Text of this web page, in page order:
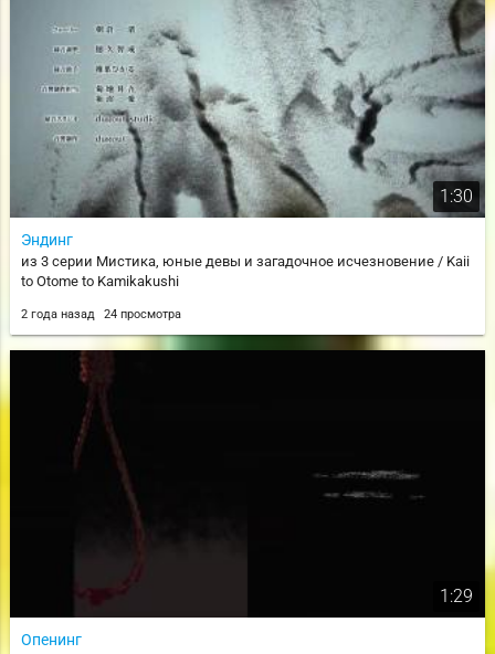
1:30
Эндинг
из 3 серии Мистика, юные девы и загадочное исчезновение / Kaii
to Otome to Kamikakushi
2 года назад 24 просмотра
1:29
Опенинг